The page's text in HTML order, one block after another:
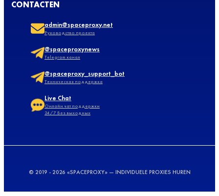
CONTACTEN
admin@spaceproxy.net
Руководство проекта
@spaceproxynews
Telegram канал
@spaceproxy_support_bot
Техническая поддержка
Live Chat
Онлайн чат поддержки
24/7 Без выходных
© 2019 - 2026 «SPACEPROXY» — INDIVIDUELE PROXIES HUREN